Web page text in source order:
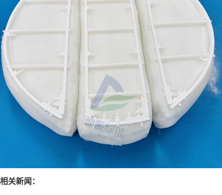
相关新闻：